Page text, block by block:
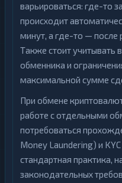
варьироваться: где-то
происходит
минут, а где-то — после
Также стоит учитывать
обменника и
максимальной сумме
При обмене
работе с отдельными
потребоваться
Money Laundering) и
стандартная практика,
законодательных